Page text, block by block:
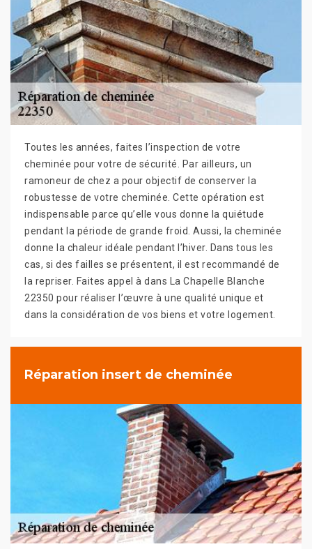
Toutes les années, faites l’inspection de votre
cheminée pour votre de sécurité. Par ailleurs, un
ramoneur de chez a pour objectif de conserver la
robustesse de votre cheminée. Cette opération est
indispensable parce qu’elle vous donne la quiétude
pendant la période de grande froid. Aussi, la cheminée
donne la chaleur idéale pendant l’hiver. Dans tous les
cas, si des failles se présentent, il est recommandé de
la repriser. Faites appel à dans La Chapelle Blanche
22350 pour réaliser l’œuvre à une qualité unique et
dans la considération de vos biens et votre logement.
Réparation insert de cheminée